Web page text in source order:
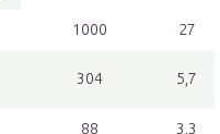
1000 27
304 5,7
88 3,3